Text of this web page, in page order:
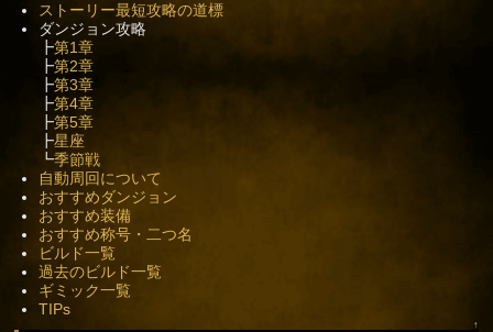
ストーリー最短攻略の道標
ダンジョン攻略
┣第1章
┣第2章
┣第3章
┣第4章
┣第5章
┣星座
┗季節戦
自動周回について
おすすめダンジョン
おすすめ装備
おすすめ称号・二つ名
ビルド一覧
過去のビルド一覧
ギミック一覧
TIPs
↑